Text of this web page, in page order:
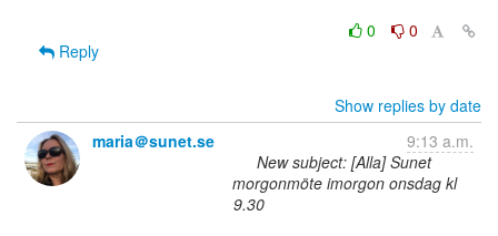
0
0
Reply
Show replies by date
maria＠sunet.se
9:13 a.m.
New subject: [Alla] Sunet
morgonmöte imorgon onsdag kl
9.30